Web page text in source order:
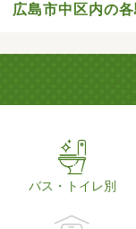
広島市中区内の
バス・トイレ別